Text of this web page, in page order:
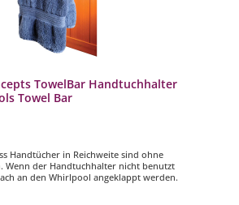
TowelBar Handtuchhalter
Towel Bar
Handtücher in Reichweite sind ohne
Wenn der Handtuchhalter nicht benutzt
an den Whirlpool angeklappt werden.